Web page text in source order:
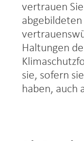
vertrauen
Haltungen
sie, sofern
haben, auch